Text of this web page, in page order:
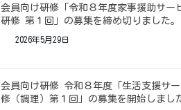
会員向け研修「令和８年度家事援助サー
研修 第１回」の募集を締め切りました。
2026年5月29日
会員向け研修 令和８年度「生活支援サ
修（調理）第１回」の募集を開始しまし